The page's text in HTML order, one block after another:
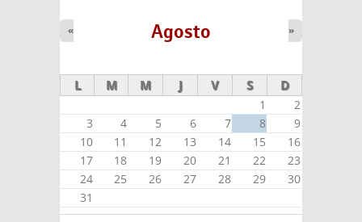
Agosto
« »
L M M J V S D
1
2
3
4 5 6 7 8
9
10
11 12 13 14 15
16
17
18 19 20 21 22
23
24
25 26 27 28 29
30
31